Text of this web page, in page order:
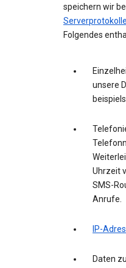
speichern wir
Folgendes
unsere
Uhrzeit
SMS-
Anrufe.
IP-
Daten